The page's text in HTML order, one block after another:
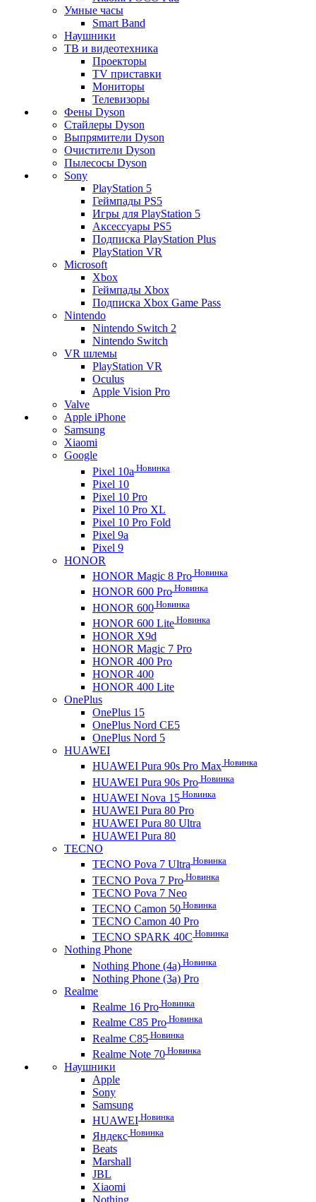
Умные часы
Smart Band
Наушники
ТВ и видеотехника
Проекторы
TV приставки
Мониторы
Телевизоры
Фены Dyson
Стайлеры Dyson
Выпрямители Dyson
Очистители Dyson
Пылесосы Dyson
Sony
PlayStation 5
Геймпады PS5
Игры для PlayStation 5
Аксессуары PS5
Подписка PlayStation Plus
PlayStation VR
Microsoft
Xbox
Геймпады Xbox
Подписка Xbox Game Pass
Nintendo
Nintendo Switch 2
Nintendo Switch
VR шлемы
PlayStation VR
Oculus
Apple Vision Pro
Valve
Apple iPhone
Samsung
Xiaomi
Google
Pixel 10a Новинка
Pixel 10
Pixel 10 Pro
Pixel 10 Pro XL
Pixel 10 Pro Fold
Pixel 9a
Pixel 9
HONOR
HONOR Magic 8 Pro Новинка
HONOR 600 Pro Новинка
HONOR 600 Новинка
HONOR 600 Lite Новинка
HONOR X9d
HONOR Magic 7 Pro
HONOR 400 Pro
HONOR 400
HONOR 400 Lite
OnePlus
OnePlus 15
OnePlus Nord CE5
OnePlus Nord 5
HUAWEI
HUAWEI Pura 90s Pro Max Новинка
HUAWEI Pura 90s Pro Новинка
HUAWEI Nova 15 Новинка
HUAWEI Pura 80 Pro
HUAWEI Pura 80 Ultra
HUAWEI Pura 80
TECNO
TECNO Pova 7 Ultra Новинка
TECNO Pova 7 Pro Новинка
TECNO Pova 7 Neo
TECNO Camon 50 Новинка
TECNO Camon 40 Pro
TECNO SPARK 40C Новинка
Nothing Phone
Nothing Phone (4a) Новинка
Nothing Phone (3a) Pro
Realme
Realme 16 Pro Новинка
Realme C85 Pro Новинка
Realme C85 Новинка
Realme Note 70 Новинка
Наушники
Apple
Sony
Samsung
HUAWEI Новинка
Яндекс Новинка
Beats
Marshall
JBL
Xiaomi